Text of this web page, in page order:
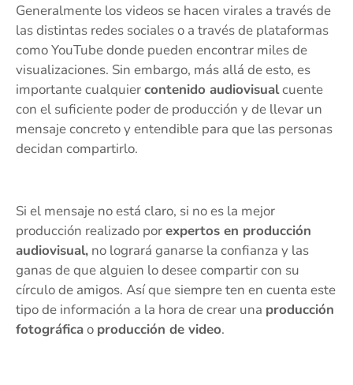
Generalmente los videos se hacen virales a través de
las distintas redes sociales o a través de plataformas
como YouTube donde pueden encontrar miles de
visualizaciones. Sin embargo, más allá de esto, es
importante cualquiercontenido audiovisualcuente
con el suficiente poder de producción y de llevar un
mensaje concreto y entendible para que las personas
decidan compartirlo.
Si el mensaje no está claro, si no es la mejor
producción realizado porexpertos en producción
audiovisual, no logrará ganarse la confianza y las
ganas de que alguien lo desee compartir con su
círculo de amigos. Así que siempre ten en cuenta este
tipo de información a la hora de crear una producción
fotográficao producción de video.